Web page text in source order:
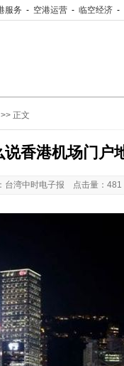
服务 - 空港运营 - 临空经济 -
>> 正文
香港机场门户
台湾中时电子报 点击量：